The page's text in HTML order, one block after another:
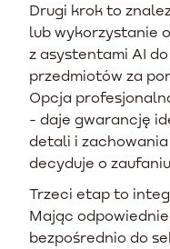
Drugi krok to
lub wykorzystanie
z asystentami AI
przedmiotów za
Opcja
- daje gwarancję
detali i
decyduje o
Trzeci etap to
Mając
bezpośrednio do